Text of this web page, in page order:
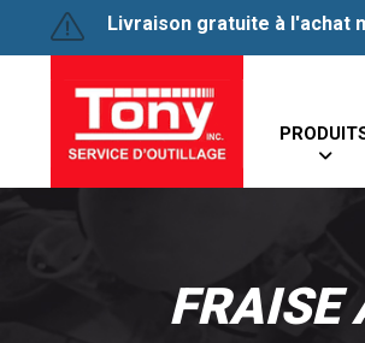
Livraison gratuite à l'achat
FRAISE